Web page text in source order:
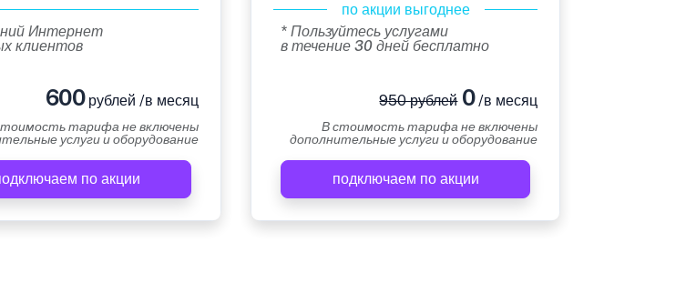
Интернет
клиентов
600рублей /в месяц
тарифа не включены
услуги и оборудование
по акции
по акции выгоднее
* Пользуйтесь услугами
в течение 30 дней бесплатно
950 рублей0/в месяц
В стоимость тарифа не включены
дополнительные услуги и оборудование
подключаем по акции